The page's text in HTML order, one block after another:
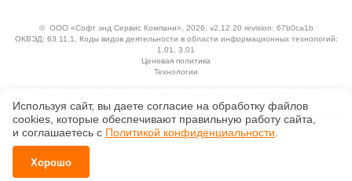
© ООО «Софт энд Сервис Компани» , 2026, v2.12.20 revision: 67b0ca1b
ОКВЭД: 63.11.1, Коды видов деятельности в области информационных технологий:
1.01, 3.01
Ценовая политика
Технологии
Положение по обработке и защите персональных данных
Справка о регистрации продуктов АО «Кодекс» в Реестре российского программного
обеспечения
Используя сайт, вы даете согласие на обработку файлов
сооkiеs, которые обеспечивают правильную работу сайта,
и соглашаетесь с Политикой конфиденциальности
Хорошо